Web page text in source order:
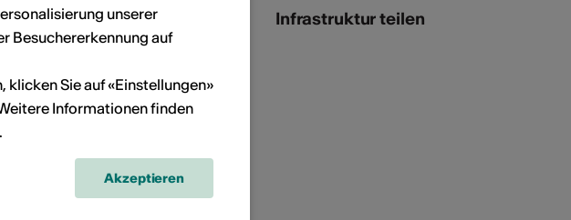
Uhr
Infrastruktur teilen
unserer
Besuchererkennung auf
klicken Sie auf «Einstellungen»
Informationen finden
.
Akzeptieren